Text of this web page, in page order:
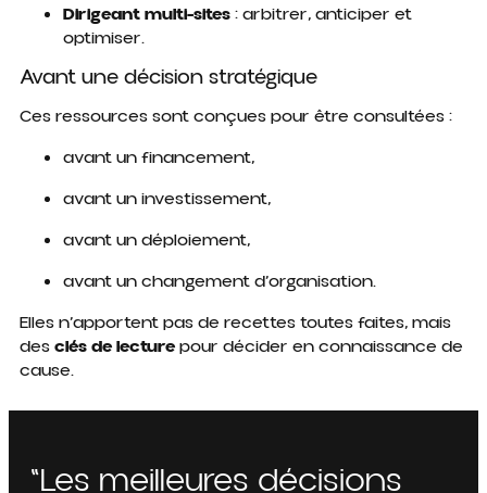
Dirigeant multi-sites: arbitrer, anticiper et
optimiser.
Avant une décision stratégique
Ces ressources sont conçues pour être consultées :
avant un financement,
avant un investissement,
avant un déploiement,
avant un changement d’organisation.
Elles n’apportent pas de recettes toutes faites, mais
desclés de lecturepour décider en connaissance de
cause.
"Les meilleures décisions